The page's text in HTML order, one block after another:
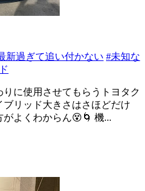
新過ぎて追い付かない #未知な
に使用させてもらうトヨタク
リッド大きさはさほどだけ
よくわからん😵🌀 機...